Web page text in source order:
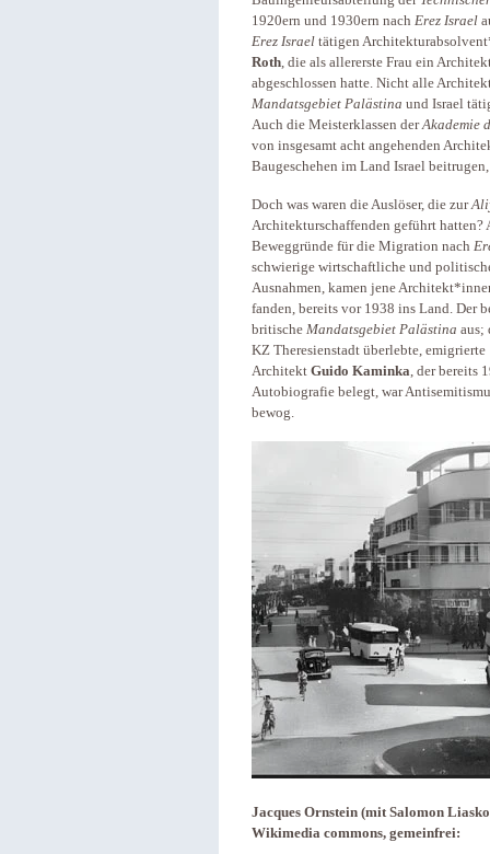
1920ern und 1930ern nach Erez Israel
Erez Israel tätigen
Roth, die als allererste Frau ein
abgeschlossen hatte. Nicht alle
Mandatsgebiet Palästina und Israel
Auch die Meisterklassen derAkademie
von insgesamt acht angehenden
Baugeschehen im Land Israel
Doch was waren die Auslöser, die zur
Architekturschaffenden geführt hatten?
Beweggründe für die Migration nach
schwierige wirtschaftliche und
Ausnahmen, kamen jene
fanden, bereits vor 1938 ins Land. Der
britische Mandatsgebiet Palästina aus;
KZ Theresienstadt überlebte,
Architekt Guido Kaminka, der bereits
Autobiografie belegt, war
bewog.
Jacques Ornstein (mit Salomon
Wikimedia commons, gemeinfrei: